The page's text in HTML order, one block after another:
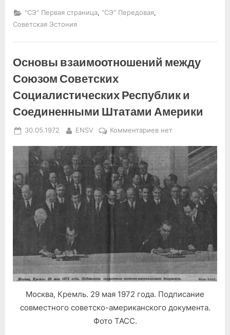
Советских
Социалистических
Республик
об
ограничении
систем
противоракетной
"СЭ" Первая страница, "СЭ" Передовая,
Советская Эстония
Основы взаимоотношений между
Союзом Советских
Социалистических Республик и
Соединенными Штатами Америки
Posted
30.05.1972 By
ENSV Комментариевк
Основы
взаимоотношений
между
Союзом
Советских
Социалистических
Республик
и
Соединенными
Штатами
Америки
нет
Москва, Кремль. 29 мая 1972 года. Подписание
совместного советско-американского документа.
Фото ТАСС.